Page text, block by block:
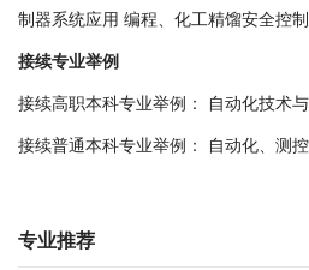
制器系统应用 编程、化工精馏安全控制
接续专业举例
接续高职本科专业举例： 自动化技术
接续普通本科专业举例： 自动化、测
专业推荐